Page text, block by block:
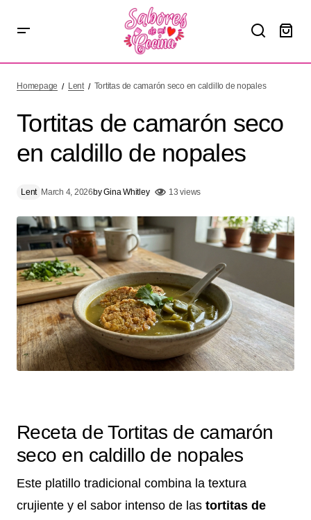
Homepage Lent Tortitas de camarón seco en caldillo de nopales
Tortitas de camarón seco
en caldillo de nopales
Lent March 4, 2026byGina Whitley 13 views
Receta de Tortitas de camarón
seco en caldillo de nopales
Este platillo tradicional combina la textura
crujiente y el sabor intenso de las tortitas de